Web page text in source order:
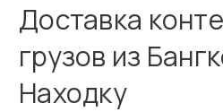
Доставка
грузов из
Находку